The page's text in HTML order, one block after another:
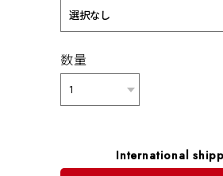
数量
International